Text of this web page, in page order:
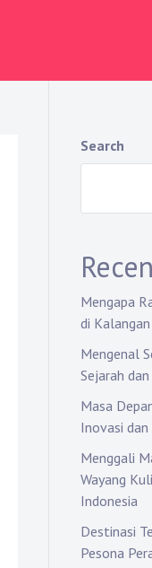
Search
Mengapa
di
Mengenal
Sejarah
Masa
Inovasi dan
Menggali
Wayang
Indonesia
Destinasi
Pesona